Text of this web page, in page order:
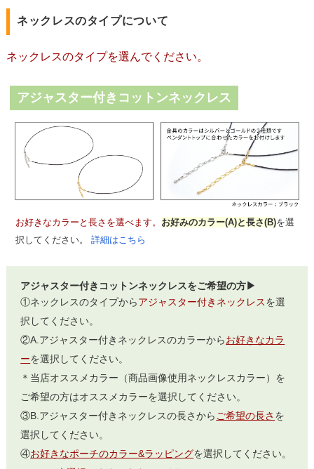
ネックレスのタイプについて
ネックレスのタイプを選んでください。
アジャスター付きコットンネックレス
お好きなカラーと長さを選べます。 お好みのカラー(A)と長さ(B)を選
択してください。 詳細はこちら
アジャスター付きコットンネックレスをご希望の方▶
①ネックレスのタイプから アジャスター付きネックレス を選
択してください。
②A.アジャスター付きネックレスのカラーから お好きなカラ
ーを選択してください。
＊当店オススメカラー（商品画像使用ネックレスカラー）を
ご希望の方はオススメカラーを選択してください。
③B.アジャスター付きネックレスの長さから ご希望の長さ を
選択してください。
④お好きなポーチのカラー&ラッピングを選択してください。